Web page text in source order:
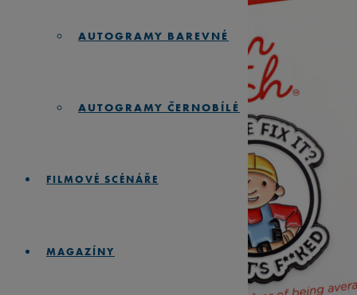
AUTOGRAMY BAREVNÉ
AUTOGRAMY ČERNOBÍLÉ
FILMOVÉ SCÉNÁŘE
MAGAZÍNY